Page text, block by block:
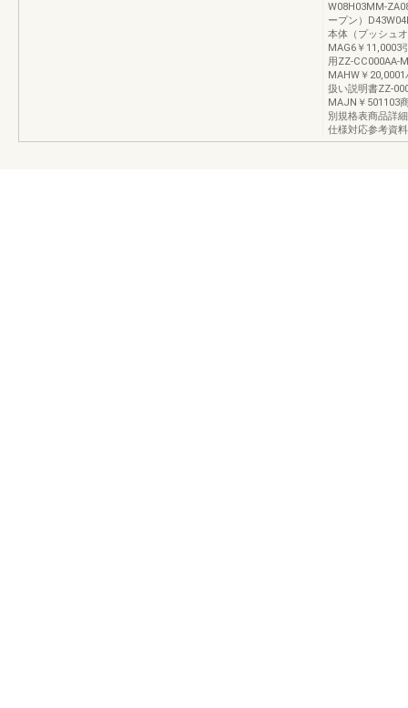
W08H03MM-
ープン）
本体（プッシュ
MAG6￥11,0003
用ZZ-CC000AA-
MAHW￥
扱い説明書ZZ-
MAJN￥501103
別規格表商品詳
仕様対応参考資